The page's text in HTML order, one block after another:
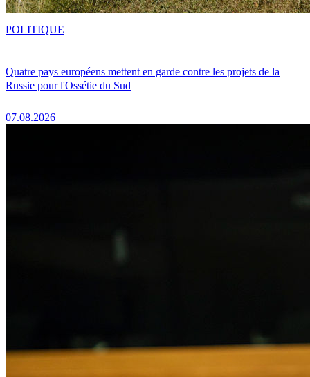
Quatre pays européens mettent en garde contre les projets de la
Russie pour l'Ossétie du Sud
07.08.2026
POLITIQUE